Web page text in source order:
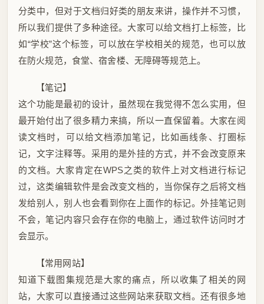
分类中，但对于文档归好类的朋友来讲，操作并不习惯，
所以我们提供了多种途径。大家可以给文档打上标签，比
如“学校”这个标签，可以放在学校相关的规范，也可以放
在防火规范，食堂、宿舍楼、无障碍等规范上。
【笔记】
这个功能是最初的设计，虽然现在我觉得不怎么实用，但
最开始付出了很多精力来搞，所以一直保留着。大家在阅
读文档时，可以给文档添加笔记，比如画线条、打圈标
记，文字注释等。采用的是外挂的方式，并不会改变原来
的文档。大家肯定在WPS之类的软件上对文档进行标记
过，这类编辑软件是会改变文档的，当你保存之后将文档
发给别人，别人也会看到你在上面作的标记。外挂笔记则
不会，笔记内容只会存在你的电脑上，通过软件访问时才
会显示。
【常用网站】
知道下载图集规范是大家的痛点，所以收集了相关的网
站，大家可以直接通过这些网站来获取文档。还有很多地